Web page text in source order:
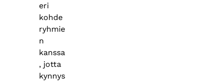
eri
kohde
ryhmie
n
kanssa
, jotta
kynnys